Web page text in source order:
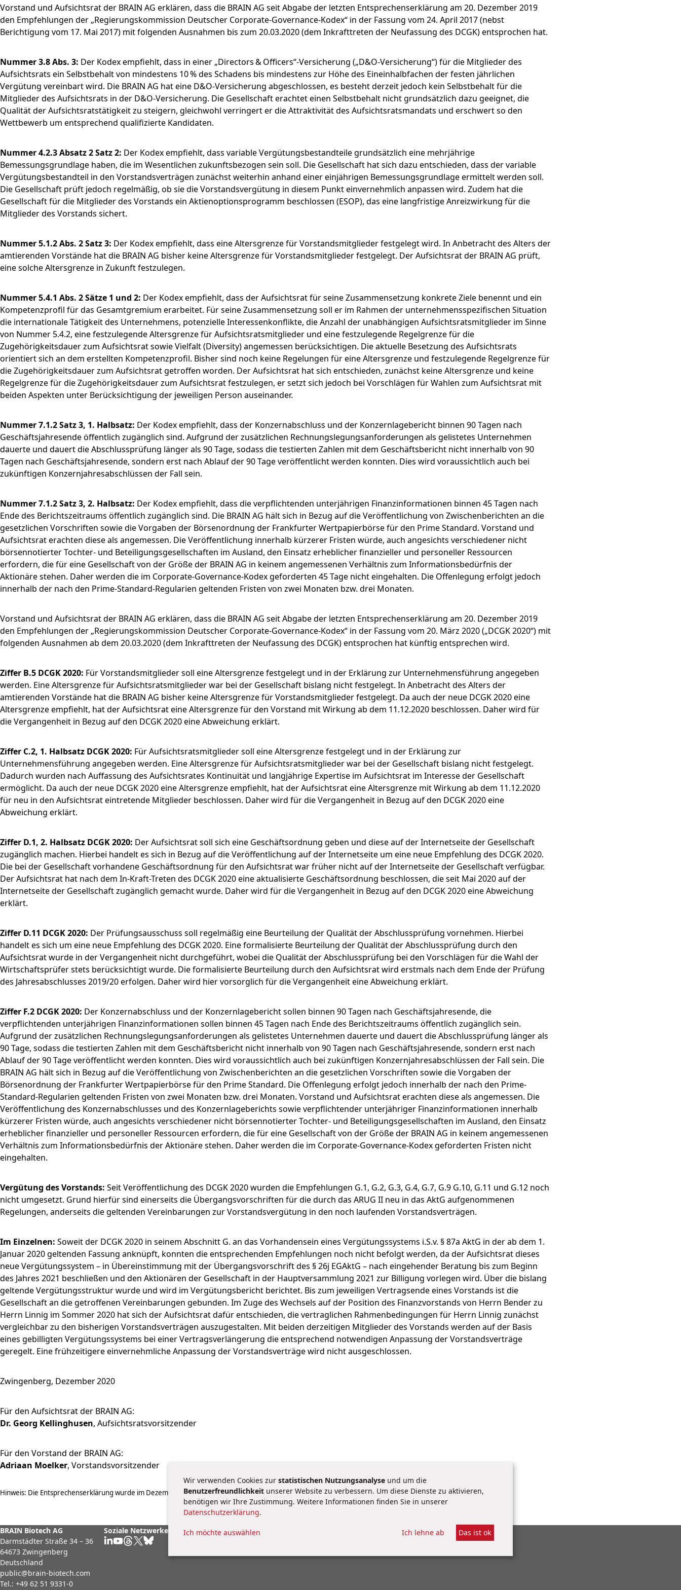
Inhaltsstoffe
Forschung und Entwicklung
Fermentationen
Menü schließen
Produktion, Veredelung & Vertrieb
Menü schließen
MÄRKTE
Lebensmittel & Getränke
Umwelt
Pipeline
Unternehmensgeschichte
BRAINBiocatalysts
Kontakt
Menü schließen
Segmente
Menü schließen
Vorstand
Erklärung zur
Unternehmensführung
ENTSPRECHENSERKLÄRUNG 2025
Unternehmenssatzung und
Geschäftsordnung des
Aufsichtsrats
FINANZPUBLIKATIONEN &
FINANZKALENDER
Unternehmensmitteilungen
Finanzberichte
Präsentationen & Videos
Investoren-Events
Kapitalmarkttag
Menü schließen
Submenü öffnen:
Hauptversammlung
HAUPTVERSAMMLUNG
Hauptversammlung 2026
Informationsanforderung
Menü schließen
Download
Nachhaltigkeitsbericht & ESG-
Menü schließen
Vorstand und Aufsichtsrat der BRAIN AG erklären, dass die BRAIN AG seit Abgabe der letzten Entsprechenserklärung am 20. Dezember 2019
den Empfehlungen der „Regierungskommission Deutscher Corporate-Governance-Kodex“ in der Fassung vom 24. April 2017 (nebst
Berichtigung vom 17. Mai 2017) mit folgenden Ausnahmen bis zum 20.03.2020 (dem Inkrafttreten der Neufassung des DCGK) entsprochen hat.
Nummer 3.8 Abs. 3: Der Kodex empfiehlt, dass in einer „Directors & Officers“-Versicherung („D&O-Versicherung“) für die Mitglieder des
Aufsichtsrats ein Selbstbehalt von mindestens 10 % des Schadens bis mindestens zur Höhe des Eineinhalbfachen der festen jährlichen
Vergütung vereinbart wird. Die BRAIN AG hat eine D&O-Versicherung abgeschlossen, es besteht derzeit jedoch kein Selbstbehalt für die
Mitglieder des Aufsichtsrats in der D&O-Versicherung. Die Gesellschaft erachtet einen Selbstbehalt nicht grundsätzlich dazu geeignet, die
Qualität der Aufsichtsratstätigkeit zu steigern, gleichwohl verringert er die Attraktivität des Aufsichtsratsmandats und erschwert so den
Wettbewerb um entsprechend qualifizierte Kandidaten.
Nummer 4.2.3 Absatz 2 Satz 2: Der Kodex empfiehlt, dass variable Vergütungsbestandteile grundsätzlich eine mehrjährige
Bemessungsgrundlage haben, die im Wesentlichen zukunftsbezogen sein soll. Die Gesellschaft hat sich dazu entschieden, dass der variable
Vergütungsbestandteil in den Vorstandsverträgen zunächst weiterhin anhand einer einjährigen Bemessungsgrundlage ermittelt werden soll.
Die Gesellschaft prüft jedoch regelmäßig, ob sie die Vorstandsvergütung in diesem Punkt einvernehmlich anpassen wird. Zudem hat die
Gesellschaft für die Mitglieder des Vorstands ein Aktienoptionsprogramm beschlossen (ESOP), das eine langfristige Anreizwirkung für die
Mitglieder des Vorstands sichert.
Nummer 5.1.2 Abs. 2 Satz 3: Der Kodex empfiehlt, dass eine Altersgrenze für Vorstandsmitglieder festgelegt wird. In Anbetracht des Alters der
amtierenden Vorstände hat die BRAIN AG bisher keine Altersgrenze für Vorstandsmitglieder festgelegt. Der Aufsichtsrat der BRAIN AG prüft,
eine solche Altersgrenze in Zukunft festzulegen.
Nummer 5.4.1 Abs. 2 Sätze 1 und 2: Der Kodex empfiehlt, dass der Aufsichtsrat für seine Zusammensetzung konkrete Ziele benennt und ein
Kompetenzprofil für das Gesamtgremium erarbeitet. Für seine Zusammensetzung soll er im Rahmen der unternehmensspezifischen Situation
die internationale Tätigkeit des Unternehmens, potenzielle Interessenkonflikte, die Anzahl der unabhängigen Aufsichtsratsmitglieder im Sinne
von Nummer 5.4.2, eine festzulegende Altersgrenze für Aufsichtsratsmitglieder und eine festzulegende Regelgrenze für die
Zugehörigkeitsdauer zum Aufsichtsrat sowie Vielfalt (Diversity) angemessen berücksichtigen. Die aktuelle Besetzung des Aufsichtsrats
orientiert sich an dem erstellten Kompetenzprofil. Bisher sind noch keine Regelungen für eine Altersgrenze und festzulegende Regelgrenze für
die Zugehörigkeitsdauer zum Aufsichtsrat getroffen worden. Der Aufsichtsrat hat sich entschieden, zunächst keine Altersgrenze und keine
Regelgrenze für die Zugehörigkeitsdauer zum Aufsichtsrat festzulegen, er setzt sich jedoch bei Vorschlägen für Wahlen zum Aufsichtsrat mit
beiden Aspekten unter Berücksichtigung der jeweiligen Person auseinander.
Nummer 7.1.2 Satz 3, 1. Halbsatz: Der Kodex empfiehlt, dass der Konzernabschluss und der Konzernlagebericht binnen 90 Tagen nach
Geschäftsjahresende öffentlich zugänglich sind. Aufgrund der zusätzlichen Rechnungslegungsanforderungen als gelistetes Unternehmen
dauerte und dauert die Abschlussprüfung länger als 90 Tage, sodass die testierten Zahlen mit dem Geschäftsbericht nicht innerhalb von 90
Tagen nach Geschäftsjahresende, sondern erst nach Ablauf der 90 Tage veröffentlicht werden konnten. Dies wird voraussichtlich auch bei
zukünftigen Konzernjahresabschlüssen der Fall sein.
Nummer 7.1.2 Satz 3, 2. Halbsatz: Der Kodex empfiehlt, dass die verpflichtenden unterjährigen Finanzinformationen binnen 45 Tagen nach
Ende des Berichtszeitraums öffentlich zugänglich sind. Die BRAIN AG hält sich in Bezug auf die Veröffentlichung von Zwischenberichten an die
gesetzlichen Vorschriften sowie die Vorgaben der Börsenordnung der Frankfurter Wertpapierbörse für den Prime Standard. Vorstand und
Aufsichtsrat erachten diese als angemessen. Die Veröffentlichung innerhalb kürzerer Fristen würde, auch angesichts verschiedener nicht
börsennotierter Tochter- und Beteiligungsgesellschaften im Ausland, den Einsatz erheblicher finanzieller und personeller Ressourcen
erfordern, die für eine Gesellschaft von der Größe der BRAIN AG in keinem angemessenen Verhältnis zum Informationsbedürfnis der
Aktionäre stehen. Daher werden die im Corporate-Governance-Kodex geforderten 45 Tage nicht eingehalten. Die Offenlegung erfolgt jedoch
innerhalb der nach den Prime-Standard-Regularien geltenden Fristen von zwei Monaten bzw. drei Monaten.
Vorstand und Aufsichtsrat der BRAIN AG erklären, dass die BRAIN AG seit Abgabe der letzten Entsprechenserklärung am 20. Dezember 2019
den Empfehlungen der „Regierungskommission Deutscher Corporate-Governance-Kodex“ in der Fassung vom 20. März 2020 („DCGK 2020“) mit
folgenden Ausnahmen ab dem 20.03.2020 (dem Inkrafttreten der Neufassung des DCGK) entsprochen hat künftig entsprechen wird.
Ziffer B.5 DCGK 2020: Für Vorstandsmitglieder soll eine Altersgrenze festgelegt und in der Erklärung zur Unternehmensführung angegeben
werden. Eine Altersgrenze für Aufsichtsratsmitglieder war bei der Gesellschaft bislang nicht festgelegt. In Anbetracht des Alters der
amtierenden Vorstände hat die BRAIN AG bisher keine Altersgrenze für Vorstandsmitglieder festgelegt. Da auch der neue DCGK 2020 eine
Altersgrenze empfiehlt, hat der Aufsichtsrat eine Altersgrenze für den Vorstand mit Wirkung ab dem 11.12.2020 beschlossen. Daher wird für
die Vergangenheit in Bezug auf den DCGK 2020 eine Abweichung erklärt.
Ziffer C.2, 1. Halbsatz DCGK 2020: Für Aufsichtsratsmitglieder soll eine Altersgrenze festgelegt und in der Erklärung zur
Unternehmensführung angegeben werden. Eine Altersgrenze für Aufsichtsratsmitglieder war bei der Gesellschaft bislang nicht festgelegt.
Dadurch wurden nach Auffassung des Aufsichtsrates Kontinuität und langjährige Expertise im Aufsichtsrat im Interesse der Gesellschaft
ermöglicht. Da auch der neue DCGK 2020 eine Altersgrenze empfiehlt, hat der Aufsichtsrat eine Altersgrenze mit Wirkung ab dem 11.12.2020
für neu in den Aufsichtsrat eintretende Mitglieder beschlossen. Daher wird für die Vergangenheit in Bezug auf den DCGK 2020 eine
Abweichung erklärt.
Ziffer D.1, 2. Halbsatz DCGK 2020: Der Aufsichtsrat soll sich eine Geschäftsordnung geben und diese auf der Internetseite der Gesellschaft
zugänglich machen. Hierbei handelt es sich in Bezug auf die Veröffentlichung auf der Internetseite um eine neue Empfehlung des DCGK 2020.
Die bei der Gesellschaft vorhandene Geschäftsordnung für den Aufsichtsrat war früher nicht auf der Internetseite der Gesellschaft verfügbar.
Der Aufsichtsrat hat nach dem In-Kraft-Treten des DCGK 2020 eine aktualisierte Geschäftsordnung beschlossen, die seit Mai 2020 auf der
Internetseite der Gesellschaft zugänglich gemacht wurde. Daher wird für die Vergangenheit in Bezug auf den DCGK 2020 eine Abweichung
erklärt.
Ziffer D.11 DCGK 2020: Der Prüfungsausschuss soll regelmäßig eine Beurteilung der Qualität der Abschlussprüfung vornehmen. Hierbei
handelt es sich um eine neue Empfehlung des DCGK 2020. Eine formalisierte Beurteilung der Qualität der Abschlussprüfung durch den
Aufsichtsrat wurde in der Vergangenheit nicht durchgeführt, wobei die Qualität der Abschlussprüfung bei den Vorschlägen für die Wahl der
Wirtschaftsprüfer stets berücksichtigt wurde. Die formalisierte Beurteilung durch den Aufsichtsrat wird erstmals nach dem Ende der Prüfung
des Jahresabschlusses 2019/20 erfolgen. Daher wird hier vorsorglich für die Vergangenheit eine Abweichung erklärt.
Ziffer F.2 DCGK 2020: Der Konzernabschluss und der Konzernlagebericht sollen binnen 90 Tagen nach Geschäftsjahresende, die
verpflichtenden unterjährigen Finanzinformationen sollen binnen 45 Tagen nach Ende des Berichtszeitraums öffentlich zugänglich sein.
Aufgrund der zusätzlichen Rechnungslegungsanforderungen als gelistetes Unternehmen dauerte und dauert die Abschlussprüfung länger als
90 Tage, sodass die testierten Zahlen mit dem Geschäftsbericht nicht innerhalb von 90 Tagen nach Geschäftsjahresende, sondern erst nach
Ablauf der 90 Tage veröffentlicht werden konnten. Dies wird voraussichtlich auch bei zukünftigen Konzernjahresabschlüssen der Fall sein. Die
BRAIN AG hält sich in Bezug auf die Veröffentlichung von Zwischenberichten an die gesetzlichen Vorschriften sowie die Vorgaben der
Börsenordnung der Frankfurter Wertpapierbörse für den Prime Standard. Die Offenlegung erfolgt jedoch innerhalb der nach den Prime-
Standard-Regularien geltenden Fristen von zwei Monaten bzw. drei Monaten. Vorstand und Aufsichtsrat erachten diese als angemessen. Die
Veröffentlichung des Konzernabschlusses und des Konzernlageberichts sowie verpflichtender unterjähriger Finanzinformationen innerhalb
kürzerer Fristen würde, auch angesichts verschiedener nicht börsennotierter Tochter- und Beteiligungsgesellschaften im Ausland, den Einsatz
erheblicher finanzieller und personeller Ressourcen erfordern, die für eine Gesellschaft von der Größe der BRAIN AG in keinem angemessenen
Verhältnis zum Informationsbedürfnis der Aktionäre stehen. Daher werden die im Corporate-Governance-Kodex geforderten Fristen nicht
eingehalten.
Vergütung des Vorstands: Seit Veröffentlichung des DCGK 2020 wurden die Empfehlungen G.1, G.2, G.3, G.4, G.7, G.9 G.10, G.11 und G.12 noch
nicht umgesetzt. Grund hierfür sind einerseits die Übergangsvorschriften für die durch das ARUG II neu in das AktG aufgenommenen
Regelungen, anderseits die geltenden Vereinbarungen zur Vorstandsvergütung in den noch laufenden Vorstandsverträgen.
Im Einzelnen: Soweit der DCGK 2020 in seinem Abschnitt G. an das Vorhandensein eines Vergütungssystems i.S.v. § 87a AktG in der ab dem 1.
Januar 2020 geltenden Fassung anknüpft, konnten die entsprechenden Empfehlungen noch nicht befolgt werden, da der Aufsichtsrat dieses
neue Vergütungssystem – in Übereinstimmung mit der Übergangsvorschrift des § 26j EGAktG – nach eingehender Beratung bis zum Beginn
des Jahres 2021 beschließen und den Aktionären der Gesellschaft in der Hauptversammlung 2021 zur Billigung vorlegen wird. Über die bislang
geltende Vergütungsstruktur wurde und wird im Vergütungsbericht berichtet. Bis zum jeweiligen Vertragsende eines Vorstands ist die
Gesellschaft an die getroffenen Vereinbarungen gebunden. Im Zuge des Wechsels auf der Position des Finanzvorstands von Herrn Bender zu
Herrn Linnig im Sommer 2020 hat sich der Aufsichtsrat dafür entschieden, die vertraglichen Rahmenbedingungen für Herrn Linnig zunächst
vergleichbar zu den bisherigen Vorstandsverträgen auszugestalten. Mit beiden derzeitigen Mitglieder des Vorstands werden auf der Basis
eines gebilligten Vergütungssystems bei einer Vertragsverlängerung die entsprechend notwendigen Anpassung der Vorstandsverträge
geregelt. Eine frühzeitigere einvernehmliche Anpassung der Vorstandsverträge wird nicht ausgeschlossen.
Zwingenberg, Dezember 2020
Für den Aufsichtsrat der BRAIN AG:
Dr. Georg Kellinghusen, Aufsichtsratsvorsitzender
Für den Vorstand der BRAIN AG:
Adriaan Moelker, Vorstandsvorsitzender
Hinweis: Die Entsprechenserklärung wurde im Dezember 2020 im Internet veröffentlicht und wird unterjährig nicht aktualisiert.
BRAIN Biotech AG
Darmstädter Straße 34 – 36
64673 Zwingenberg
Deutschland
public@brain-biotech.com
Tel.: +49 62 51 9331-0
Soziale Netzwerke DatenschutzerklärungRechtliches
Wir verwenden Cookies zur statistischen Nutzungsanalyse und um die
Benutzerfreundlichkeit unserer Website zu verbessern. Um diese Dienste zu aktivieren,
benötigen wir Ihre Zustimmung. Weitere Informationen finden Sie in unserer
Datenschutzerklärung.
Ich möchte auswählen Ich lehne ab Das ist ok